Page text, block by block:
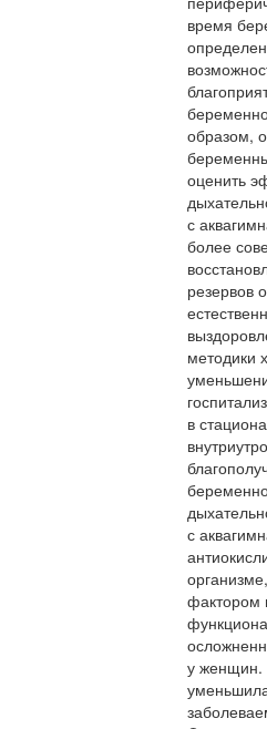
время
образом,
оценить
с
более
резервов
методики
в
с
фактором
у женщин.